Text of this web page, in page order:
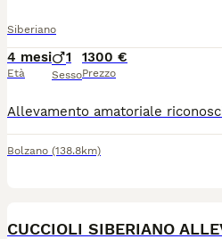
Siberiano
4 mesi
Età
1
Sesso
1300 €
Prezzo
Bolzano (138.8km)
CUCCIOLI SIBERIANO